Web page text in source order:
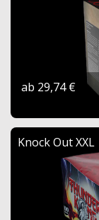
ab 29,74 €
Knock Out XXL